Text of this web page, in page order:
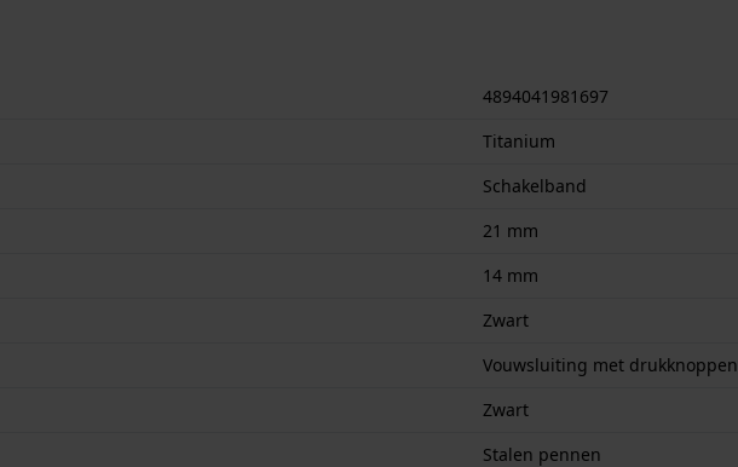
4894041981697
Titanium
Schakelband
21 mm
14 mm
Zwart
Vouwsluiting met drukknoppen
Zwart
Stalen pennen